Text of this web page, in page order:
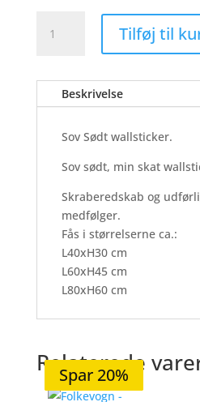
Sødt
antal
Tilføj til
Beskrivelse
Sov Sødt wallsticker.
Sov sødt, min skat
Skraberedskab og
medfølger.
Fås i størrelserne ca.:
L40xH30 cm
L60xH45 cm
L80xH60 cm
Relaterede
Spar 20%
Spar 20%
Spar 20%
Spar 21%
Spar 20%